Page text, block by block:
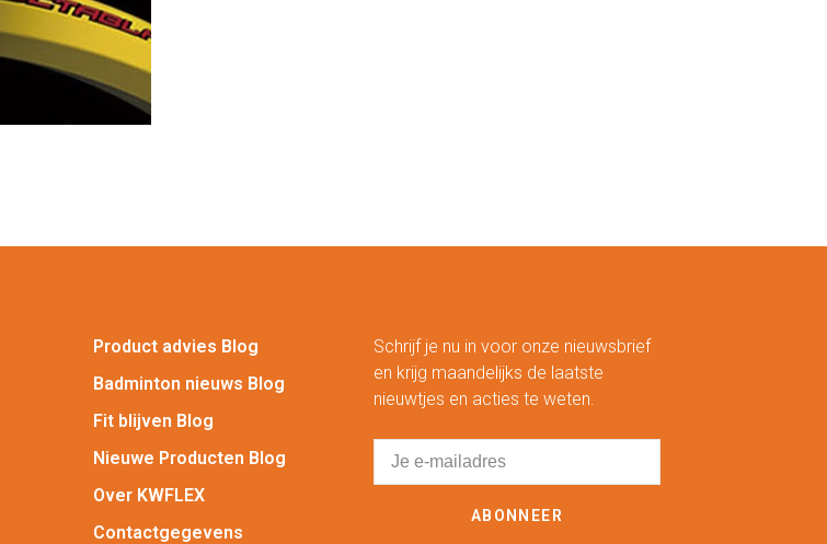
Product advies Blog
Badminton nieuws Blog
Fit blijven Blog
Nieuwe Producten Blog
Over KWFLEX
Contactgegevens
Schrijf je nu in voor onze nieuwsbrief
en krijg maandelijks de laatste
nieuwtjes en acties te weten.
ABONNEER